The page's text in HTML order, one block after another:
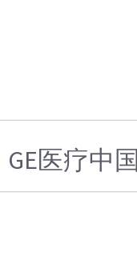
GE医疗中国